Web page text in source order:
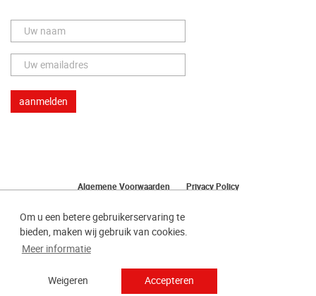
Om u een betere gebruikerservaring te
bieden, maken wij gebruik van cookies.
Meer informatie
Weigeren Accepteren
Algemene Voorwaarden
Privacy Policy